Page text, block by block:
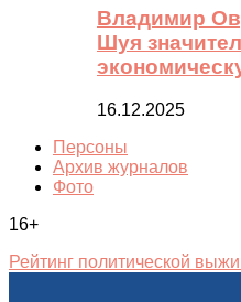
Владимир
Шуя
16.12.2025
Персоны
Архив журналов
Фото
16+
Рейтинг политической